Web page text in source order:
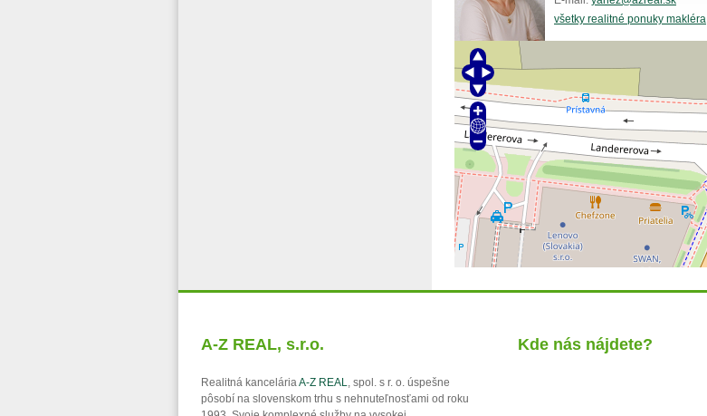
všetky realitné ponuky makléra
A-Z REAL, s.r.o.
Realitná kanceláriaA-Z REAL, spol. s r. o. úspešne
pôsobí na slovenskom trhu s nehnuteľnosťami od roku
Kde nás nájdete?